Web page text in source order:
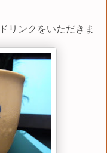
リンクをいただきま